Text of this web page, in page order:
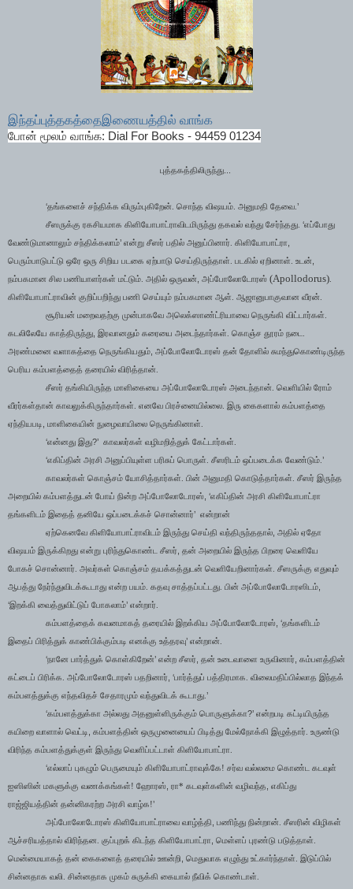
இந்தப்புத்தகத்தைஇணையத்தில் வாங்க
போன் மூலம் வாங்க: Dial For Books - 94459 01234
புத்தகத்திலிருந்து...
‘தங்களைச் சந்திக்க விரும்புகிறேன். சொந்த விஷயம். அனுமதி தேவை. ’
சீஸருக்கு ரகசியமாக கிளியோபாட்ராவிடமிருந்து தகவல் வந்து சேர்ந்தது. ‘எப்போது
வேண்டுமானாலும் சந்திக்கலாம்’ என்று சீஸர் பதில் அனுப்பினார். கிளியோபாட்ரா
பெரும்பாடுபட்டு ஒரே ஒரு சிறிய படகை ஏற்பாடு செய்திருந்தாள். படகில் ஏறினாள். உடன்
நம்பகமான சில பணியாளர்கள் மட்டும். அதில் ஒருவன் அப்போலோடோரஸ் (Apollodorus)
கிளியோபாட்ராவின் குறிப்பறிந்து பணி செய்யும் நம்பகமான ஆள். ஆஜானுபாகுவான வீரன்.
சூரியன் மறைவதற்கு முன்பாகவே அலெக்ஸாண்ட்ரியாவை நெருங்கி விட்டார்கள்.
கடலிலேயே காத்திருந்து இரவானதும் கரையை அடைந்தார்கள். கொஞ்ச தூரம் நடை.
அரண்மனை வளாகத்தை நெருங்கியதும் அப்போலோடோரஸ் தன் தோளில் சுமந்துகொண்டிருந்த
பெரிய கம்பளத்தைத் தரையில் விரித்தான்.
சீஸர் தங்கியிருந்த மாளிகையை அப்போலோடோரஸ் அடைந்தான். வெளியில் ரோம்
வீரர்கள்தான் காவலுக்கிருந்தார்கள். எனவே பிரச்னையில்லை. இரு கைகளால் கம்பளத்தை
ஏந்தியபடி மாளிகையின் நுழைவாயிலை நெருங்கினாள்.
‘என்னது இது?’ காவலர்கள் வழிமறித்துக் கேட்டார்கள்.
‘எகிப்தின் அரசி அனுப்பியுள்ள பரிசுப் பொருள். சீஸரிடம் ஒப்படைக்க வேண்டும். ’
காவலர்கள் கொஞ்சம் யோசித்தார்கள். பின் அனுமதி கொடுத்தார்கள். சீஸர் இருந்த
அறையில் கம்பளத்துடன் போய் நின்ற அப்போலோடோரஸ் , ‘எகிப்தின் அரசி கிளியோபாட்ரா
தங்களிடம் இதைத் தனியே ஒப்படைக்கச் சொன்னார்’ என்றான்
ஏற்கெனவே கிளியோபாட்ராவிடம் இருந்து செய்தி வந்திருந்ததால் அதில் ஏதோ
விஷயம் இருக்கிறது என்று புரிந்துகொண்ட சீஸர் தன் அறையில் இருந்த பிறரை வெளியே
போகச் சொன்னார். அவர்கள் கொஞ்சம் தயக்கத்துடன் வெளியேறினார்கள். சீஸருக்கு எதுவும்
ஆபத்து நேர்ந்துவிடக்கூடாது என்ற பயம். கதவு சாத்தப்பட்டது. பின் அப்போலோடோரஸிடம்
‘இறக்கி வைத்துவிட்டுப் போகலாம்’ என்றார்.
கம்பளத்தைக் கவனமாகத் தரையில் இறக்கிய அப்போலோடோரஸ் , ‘தங்களிடம்
இதைப் பிரித்துக் காண்பிக்கும்படி எனக்கு உத்தரவு’ என்றான்.
‘நானே பார்த்துக் கொள்கிறேன்’ என்ற சீஸர் தன் உடைவாளை உருவினார் கம்பளத்தின்
கட்டைப் பிரிக்க. அப்போலோடோரஸ் பதறினார் , ‘பார்த்துப் பத்திரமாக. விலைமதிப்பில்லாத இந்தக்
கம்பளத்துக்கு எந்தவிதச் சேதாரமும் வந்துவிடக் கூடாது. ’
‘கம்பளத்துக்கா அல்லது அதனுள்ளிருக்கும் பொருளுக்கா?’ என்றபடி கட்டியிருந்த
கயிறை வாளால் வெட்டி கம்பளத்தின் ஒருமுனையைப் பிடித்து மேல்நோக்கி இழுத்தார். உருண்டு
விரிந்த கம்பளத்துக்குள் இருந்து வெளிப்பட்டாள் கிளியோபாட்ரா.
‘எல்லாப் புகழும் பெருமையும் கிளியோபாட்ராவுக்கே! சர்வ வல்லமை கொண்ட கடவுள்
ஐஸிஸின் மகளுக்கு வணக்கங்கள்! ஹோரஸ் ரா* கடவுள்களின் வழிவந்த எகிப்து
ராஜ்ஜியத்தின் தன்னிகரற்ற அரசி வாழ்க!’
அப்போலோடோரஸ் கிளியோபாட்ராவை வாழ்த்தி பணிந்து நின்றான். சீஸரின் விழிகள்
ஆச்சரியத்தால் விரிந்தன. குப்புறக் கிடந்த கிளியோபாட்ரா மெள்ளப் புரண்டு படுத்தாள்.
மென்மையாகத் தன் கைகளைத் தரையில் ஊன்றி மெதுவாக எழுந்து உட்கார்ந்தாள். இடுப்பில்
சின்னதாக வலி. சின்னதாக முகம் சுருக்கி கையால் நீவிக் கொண்டாள்.